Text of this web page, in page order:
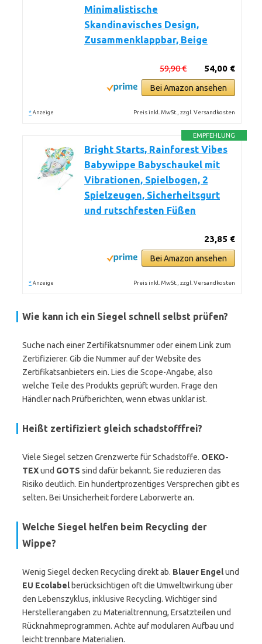
Minimalistische
Skandinavisches Design,
Zusammenklappbar, Beige
54,00 €
59,90 €
Bei Amazon ansehen
* Anzeige Preis inkl. MwSt., zzgl. Versandkosten
EMPFEHLUNG
Bright Starts, Rainforest Vibes
Babywippe Babyschaukel mit
Vibrationen, Spielbogen, 2
Spielzeugen, Sicherheitsgurt
und rutschfesten Füßen
23,85 €
Bei Amazon ansehen
* Anzeige Preis inkl. MwSt., zzgl. Versandkosten
Wie kann ich ein Siegel schnell selbst prüfen?
Suche nach einer Zertifikatsnummer oder einem Link zum
Zertifizierer. Gib die Nummer auf der Website des
Zertifikatsanbieters ein. Lies die Scope-Angabe, also
welche Teile des Produkts geprüft wurden. Frage den
Händler nach Prüfberichten, wenn etwas unklar ist.
Heißt zertifiziert gleich schadstofffrei?
Viele Siegel setzen Grenzwerte für Schadstoffe. OEKO-
TEXund GOTS sind dafür bekannt. Sie reduzieren das
Risiko deutlich. Ein hundertprozentiges Versprechen gibt es
selten. Bei Unsicherheit fordere Laborwerte an.
Welche Siegel helfen beim Recycling der
Wippe?
Wenig Siegel decken Recycling direkt ab. Blauer Engelund
EU Ecolabelberücksichtigen oft die Umweltwirkung über
den Lebenszyklus, inklusive Recycling. Wichtiger sind
Herstellerangaben zu Materialtrennung, Ersatzteilen und
Rücknahmeprogrammen. Achte auf modularen Aufbau und
leicht trennbare Materialien.